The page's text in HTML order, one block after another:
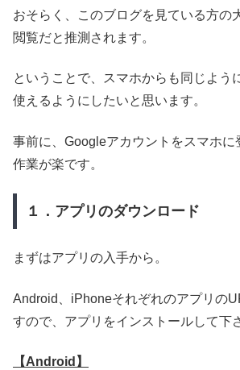
おそらく、このブログを見ている方の
閲覧だと推測されます。
ということで、スマホからも同じよう
使えるようにしたいと思います。
事前に、Googleアカウントをスマホに
作業が楽です。
１．アプリのダウンロード
まずはアプリの入手から。
Android、iPhoneそれぞれのアプリの
すので、アプリをインストールして下
【Android】